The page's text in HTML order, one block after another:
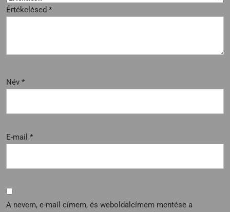
Értékelésed *
Név *
E-mail *
A nevem, e-mail címem, és weboldalcímem mentése a